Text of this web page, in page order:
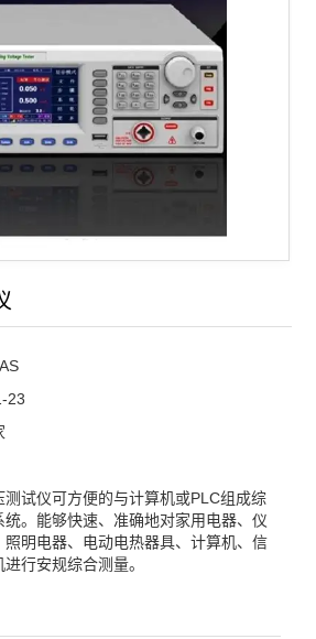
查看全部 >>
23
测试仪可方便的与计算机或PLC组成综
统。能够快速、准确地对家用电器、仪
照明电器、电动电热器具、计算机、信
行安规综合测量。